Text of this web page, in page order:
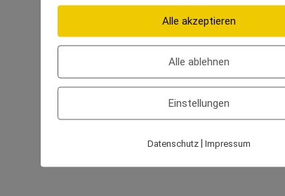
Alle akzeptieren
Alle ablehnen
Einstellungen
Datenschutz| Impressum